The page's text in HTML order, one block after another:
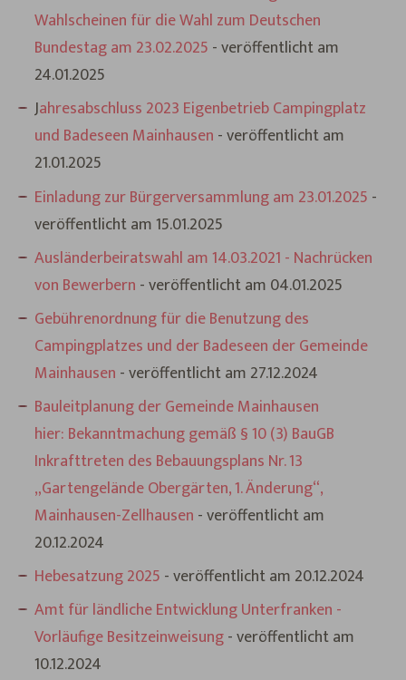
Wahlscheinen für die Wahl zum Deutschen
Bundestag am 23.02.2025 - veröffentlicht am
24.01.2025
Jahresabschluss 2023 Eigenbetrieb Campingplatz
und Badeseen Mainhausen - veröffentlicht am
21.01.2025
Einladung zur Bürgerversammlung am 23.01.2025 -
veröffentlicht am 15.01.2025
Ausländerbeiratswahl am 14.03.2021 - Nachrücken
von Bewerbern - veröffentlicht am 04.01.2025
Gebührenordnung für die Benutzung des
Campingplatzes und der Badeseen der Gemeinde
Mainhausen - veröffentlicht am 27.12.2024
Bauleitplanung der Gemeinde Mainhausen
hier: Bekanntmachung gemäß § 10 (3) BauGB
Inkrafttreten des Bebauungsplans Nr. 13
„Gartengelände Obergärten, 1. Änderung“,
Mainhausen-Zellhausen - veröffentlicht am
20.12.2024
Hebesatzung 2025 - veröffentlicht am 20.12.2024
Amt für ländliche Entwicklung Unterfranken -
Vorläufige Besitzeinweisung- veröffentlicht am
10.12.2024